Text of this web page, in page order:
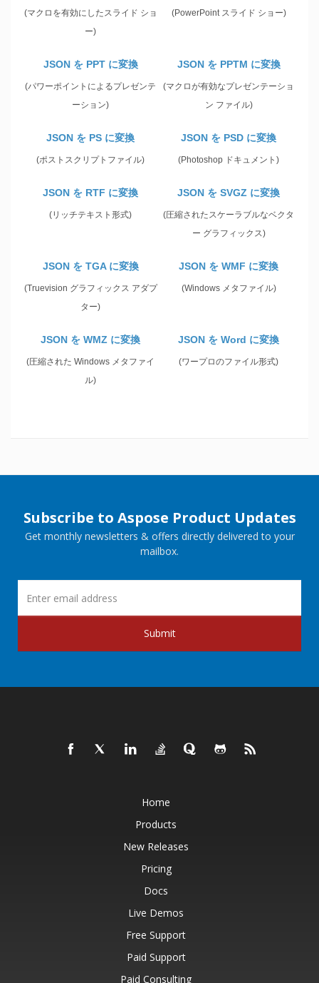
(マクロを有効にしたスライド ショ
ー)
(PowerPoint スライド ショー)
JSON を PPT に変換
(パワーポイントによるプレゼンテ
ーション)
JSON を PPTM に変換
(マクロが有効なプレゼンテーショ
ン ファイル)
JSON を PS に変換
(ポストスクリプトファイル)
JSON を PSD に変換
(Photoshop ドキュメント)
JSON を RTF に変換
(リッチテキスト形式)
JSON を SVGZ に変換
(圧縮されたスケーラブルなベクタ
ー グラフィックス)
JSON を TGA に変換
(Truevision グラフィックス アダプ
ター)
JSON を WMF に変換
(Windows メタファイル)
JSON を WMZ に変換
(圧縮された Windows メタファイ
ル)
JSON を Word に変換
(ワープロのファイル形式)
Subscribe to Aspose Product Updates
Get monthly newsletters & offers directly delivered to your
mailbox.
Submit
Home
Products
New Releases
Pricing
Docs
Live Demos
Free Support
Paid Support
Paid Consulting